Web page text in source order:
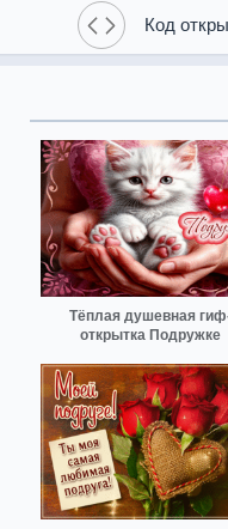
Код
Тёплая душевная
открытка Подружке